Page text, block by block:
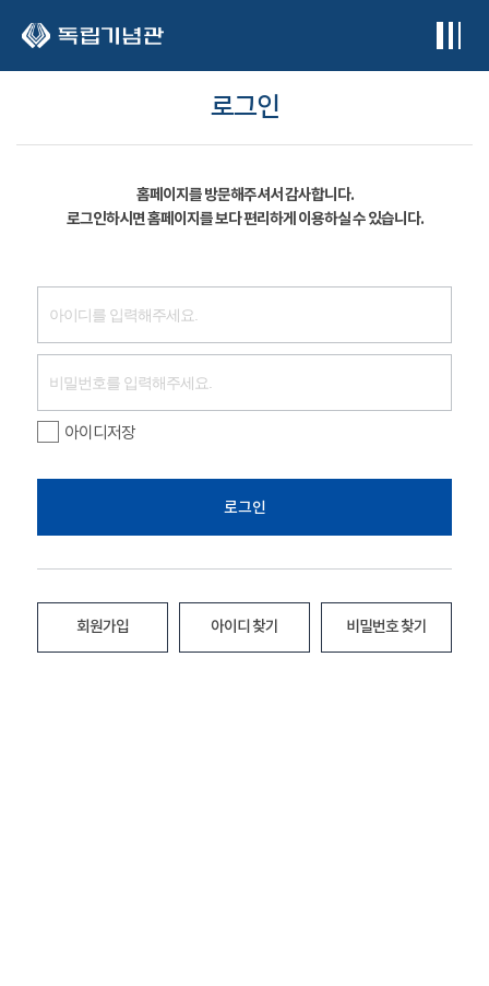
로그인
홈페이지를 방문해주셔서 감사합니다.
로그인하시면 홈페이지를 보다 편리하게 이용하실 수 있습니다.
아이디저장
로그인
회원가입 아이디 찾기 비밀번호 찾기